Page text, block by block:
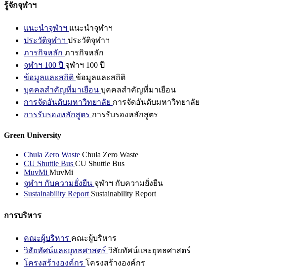
รู้จักจุฬาฯ
แนะนำจุฬาฯ แนะนำจุฬาฯ
ประวัติจุฬาฯ ประวัติจุฬาฯ
ภารกิจหลัก ภารกิจหลัก
จุฬาฯ 100 ปี จุฬาฯ 100 ปี
ข้อมูลและสถิติ ข้อมูลและสถิติ
บุคคลสำคัญที่มาเยือน บุคคลสำคัญที่มาเยือน
การจัดอันดับมหาวิทยาลัย การจัดอันดับมหาวิทยาลัย
การรับรองหลักสูตร การรับรองหลักสูตร
Green University
Chula Zero Waste Chula Zero Waste
CU Shuttle Bus CU Shuttle Bus
MuvMi MuvMi
จุฬาฯ กับความยั่งยืน จุฬาฯ กับความยั่งยืน
Sustainability Report Sustainability Report
การบริหาร
คณะผู้บริหาร คณะผู้บริหาร
วิสัยทัศน์และยุทธศาสตร์ วิสัยทัศน์และยุทธศาสตร์
โครงสร้างองค์กร โครงสร้างองค์กร